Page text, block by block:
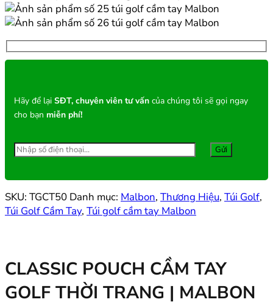
Hãy để lại SĐT, chuyên viên tư vấn của chúng tôi sẽ gọi ngay
cho bạn miễn phí!
SKU: TGCT50 Danh mục: Malbon, Thương Hiệu, Túi Golf,
Túi Golf Cầm Tay, Túi golf cầm tay Malbon
CLASSIC POUCH CẦM TAY
GOLF THỜI TRANG | MALBON